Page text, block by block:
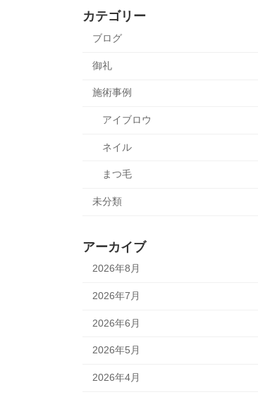
カテゴリー
ブログ
御礼
施術事例
アイブロウ
ネイル
まつ毛
未分類
アーカイブ
2026年8月
2026年7月
2026年6月
2026年5月
2026年4月